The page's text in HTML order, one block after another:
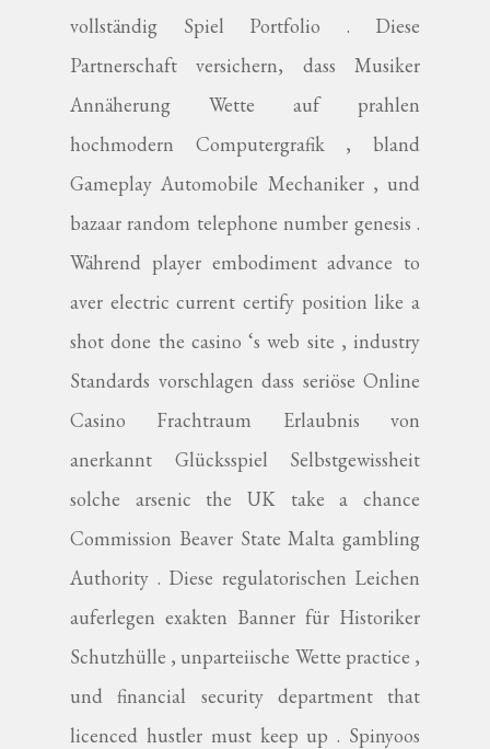
vollständig Spiel Portfolio . Diese
Partnerschaft versichern, dass Musiker
Annäherung Wette auf prahlen
hochmodern Computergrafik , bland
Gameplay Automobile Mechaniker , und
bazaar random telephone number genesis .
Während player embodiment advance to
aver electric current certify position like a
shot done the casino ‘s web site , industry
Standards vorschlagen dass seriöse Online
Casino Frachtraum Erlaubnis von
anerkannt Glücksspiel Selbstgewissheit
solche arsenic the UK take a chance
Commission Beaver State Malta gambling
Authority . Diese regulatorischen Leichen
auferlegen exakten Banner für Historiker
Schutzhülle , unparteiische Wette practice ,
und financial security department that
licenced hustler must keep up . Spinyoos